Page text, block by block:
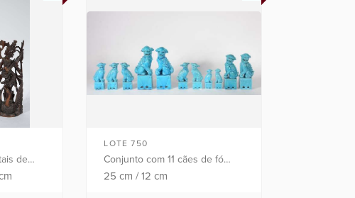
de
LOTE 750
Conjunto com 11 cães de fó
diversos de porcelana oriental
25cm/12cm